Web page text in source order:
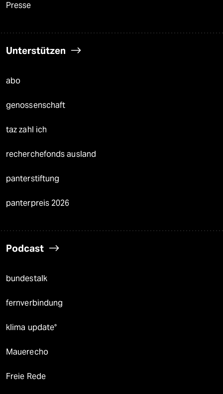
Presse
Unterstützen
abo
genossenschaft
taz zahl ich
recherchefonds ausland
panterstiftung
panterpreis 2026
Podcast
bundestalk
fernverbindung
klima update°
Mauerecho
Freie Rede